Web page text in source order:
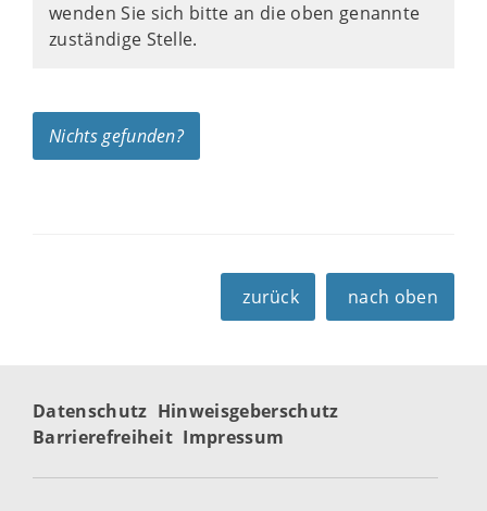
wenden Sie sich bitte an die oben genannte
zuständige Stelle.
Nichts gefunden?
zurück nach oben
Datenschutz Hinweisgeberschutz
Barrierefreiheit Impressum